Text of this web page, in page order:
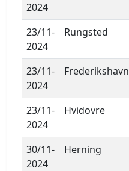
2024
23/11-
2024
Rungsted
23/11-
2024
Frederikshavn
23/11-
2024
Hvidovre
30/11-
2024
Herning